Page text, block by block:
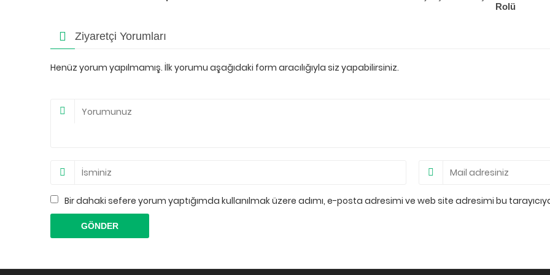
Rolü
Ziyaretçi Yorumları
Henüz yorum yapılmamış. İlk yorumu aşağıdaki form aracılığıyla siz yapabilirsiniz.
Bir dahaki sefere yorum yaptığımda kullanılmak üzere adımı, e-posta adresimi ve web site adresimi bu